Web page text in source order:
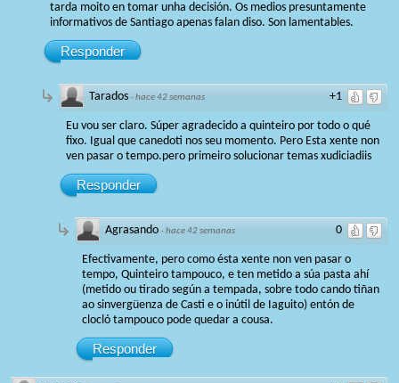
tarda moito en tomar unha decisión. Os medios presuntamente
informativos de Santiago apenas falan diso. Son lamentables.
Responder
+1
Tarados ·hace 42 semanas
Eu vou ser claro. Súper agradecido a quinteiro por todo o qué
fixo. Igual que canedoti nos seu momento. Pero Esta xente non
ven pasar o tempo.pero primeiro solucionar temas xudiciadiis
Responder
0
Agrasando ·hace 42 semanas
Efectivamente, pero como ésta xente non ven pasar o
tempo, Quinteiro tampouco, e ten metido a súa pasta ahí
(metido ou tirado según a tempada, sobre todo cando tiñan
ao sinvergüenza de Casti e o inútil de Iaguito) entón de
clocló tampouco pode quedar a cousa.
Responder